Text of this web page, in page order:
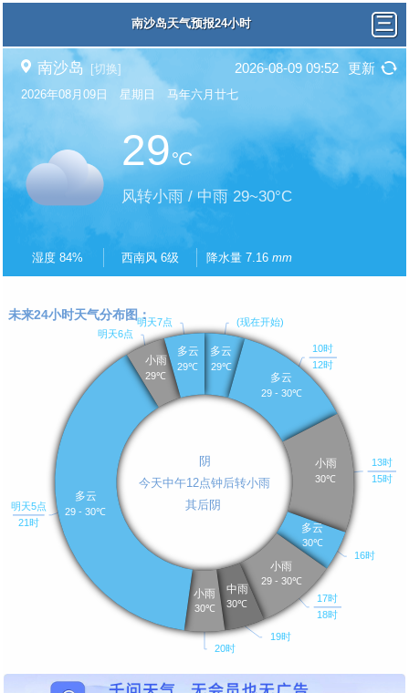
南沙岛天气预报24小时
南沙岛 [切换] 2026-08-09 09:52 更新
2026年08月09日 星期日 马年六月廿七
29°C
风转小雨 / 中雨 29~30°C
湿度 84% 西南风 6级 降水量 7.16 mm